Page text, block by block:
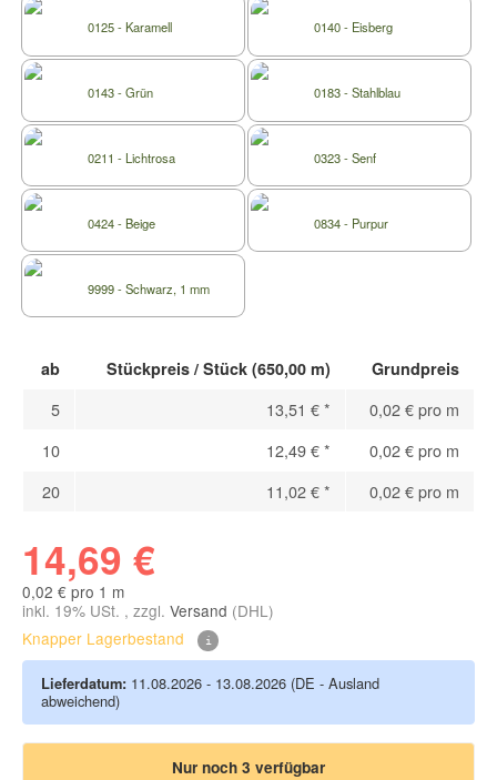
0125 - Karamell 0140 - Eisberg
0143 - Grün 0183 - Stahlblau
0211 - Lichtrosa 0323 - Senf
0424 - Beige 0834 - Purpur
9999 - Schwarz, 1 mm
ab Stückpreis / Stück (650,00 m) Grundpreis
5 13,51 €*
0,02 € pro m
10
12,49 €*
0,02 € pro m
20
11,02 €* 0,02 € pro m
14,69 €
0,02 € pro 1 m
inkl. 19% USt. , zzgl. Versand (DHL)
Knapper Lagerbestand
Lieferdatum: 11.08.2026 - 13.08.2026 (DE - Ausland
abweichend)
Nur noch 3 verfügbar